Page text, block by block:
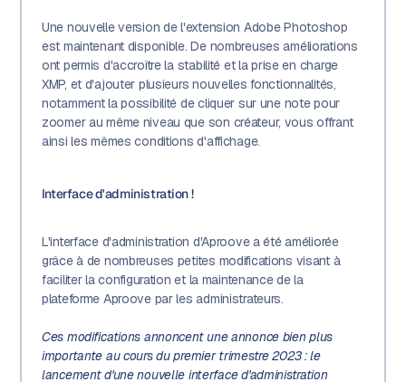
Une nouvelle version de l'extension Adobe Photoshop
est maintenant disponible. De nombreuses améliorations
ont permis d'accroître la stabilité et la prise en charge
XMP, et d'ajouter plusieurs nouvelles fonctionnalités,
notamment la possibilité de cliquer sur une note pour
zoomer au même niveau que son créateur, vous offrant
ainsi les mêmes conditions d'affichage.
Interface d'administration !
L'interface d'administration d'Aproove a été améliorée
grâce à de nombreuses petites modifications visant à
faciliter la configuration et la maintenance de la
plateforme Aproove par les administrateurs.
Ces modifications annoncent une annonce bien plus
importante au cours du premier trimestre 2023 : le
lancement d'une nouvelle interface d'administration